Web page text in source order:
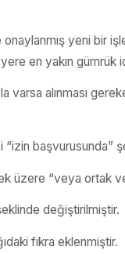
yeni bir
en yakın
alınması
“izin başvurusunda”
üzere “veya ortak
değiştirilmiştir.
fıkra eklenmiştir.